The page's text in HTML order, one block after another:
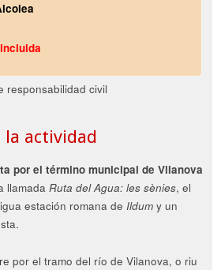
responsabilidad civil
la actividad
por el término municipal de Vilanova
llamadaRuta del Agua: les sènies, el
estación romana deIldumy un
por el tramo del río de Vilanova, o riu